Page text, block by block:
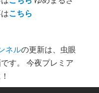
こちら
ネルの更新は、虫眼
す。 今夜プレミア